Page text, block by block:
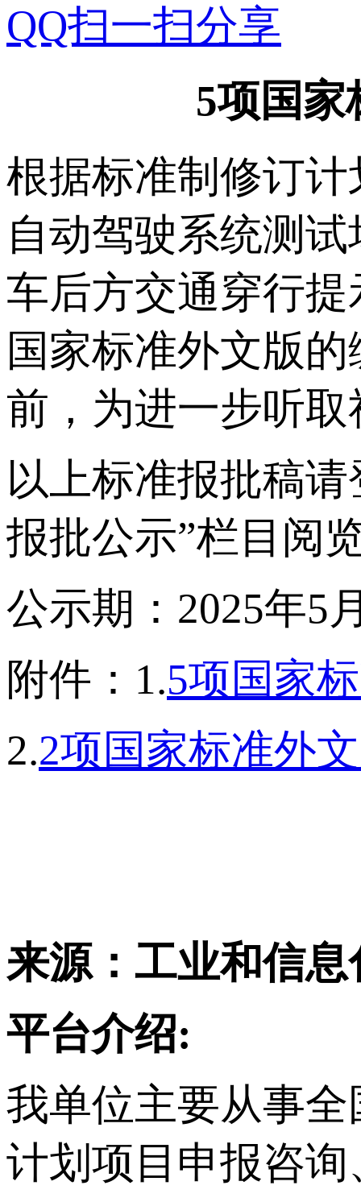
QQ扫一扫分享
5项国家
根据标准制修订
自动驾驶系统测
车后方交通穿行
国家标准外文版
前，为进一步听
以上标准报批稿请
报批公示”栏目阅
公示期：2025年5
附件：1.5项国家
2.2项国家标准外
来源：工业和信息
平台介绍:
我单位主要从事全
计划项目申报咨